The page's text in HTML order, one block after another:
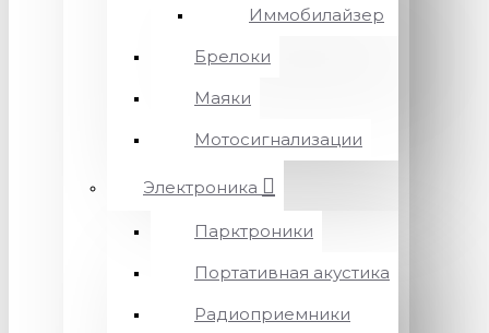
Иммобилайзер
Брелоки
Маяки
Мотосигнализации
Электроника
Парктроники
Портативная акустика
Радиоприемники